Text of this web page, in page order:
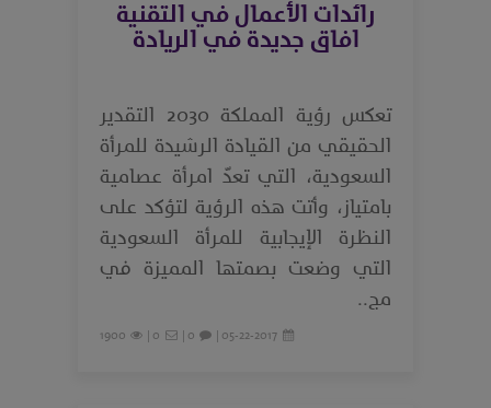
رائدات الأعمال في التقنية
افاق جديدة في الريادة
تعكس رؤية المملكة 2030 التقدير
الحقيقي من القيادة الرشيدة للمرأة
السعودية، التي تعدّ امرأة عصامية
بامتياز، وأتت هذه الرؤية لتؤكد على
النظرة الإيجابية للمرأة السعودية
التي وضعت بصمتها المميزة في
مج..
05-22-2017 |
0 |
0 |
1900